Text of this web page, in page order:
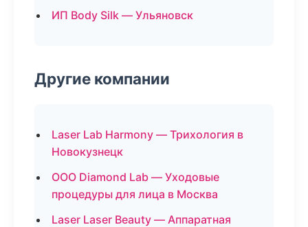
ИП Body Silk — Ульяновск
Другие компании
Laser Lab Harmony — Трихология в
Новокузнецк
ООО Diamond Lab — Уходовые
процедуры для лица в Москва
Laser Laser Beauty — Аппаратная